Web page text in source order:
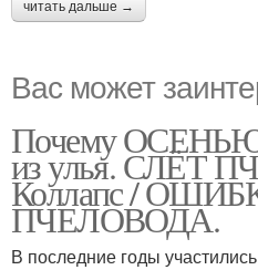
читать дальше →
Вас может
Почему ОСЕНЬЮ
из улья. СЛЁТ
Коллапс /
ПЧЕЛОВОДА.
В последние годы